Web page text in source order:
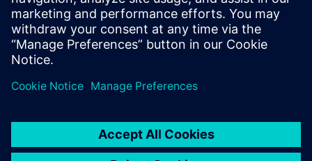
Currently, no events available
Add yourself to the course request list and you will be notified
when new dates become available.
Activate notification service